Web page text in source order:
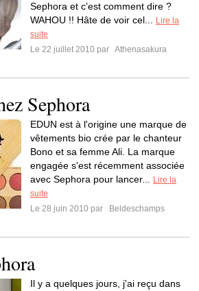
Sephora et c’est comment dire ?
WAHOU !! Hâte de voir cel...
Lire la
suite
Le 22 juillet 2010 par Athenasakura
Sephora
EDUN est à l'origine une marque de
vêtements bio crée par le chanteur
Bono et sa femme Ali. La marque
engagée s'est récemment associée
avec Sephora pour lancer...
Lire la
suite
Le 28 juin 2010 par
Beldeschamps
Il y a quelques jours, j'ai reçu dans